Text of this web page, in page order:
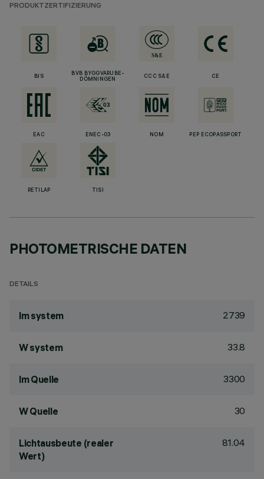
PRODUKTZERTIFIZIERUNG
BIS
BVB BYGGVARUBE-
DÖMNINGEN
CCC S&E CE
EAC ENEC-03 NOM PEP ECOPASSPORT
RETILAP TISI
PHOTOMETRISCHE DATEN
DETAILS
lm system 2739
W system 33.8
lm Quelle 3300
W Quelle 30
Lichtausbeute (realer
Wert)
81.04